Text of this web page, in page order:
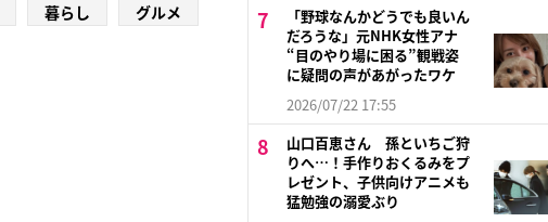
暮らし グルメ
「野球なんかどうでも良いん
だろうな」元NHK女性アナ
“目のやり場に困る”観戦姿
に疑問の声があがったワケ
2026/07/22 17:55
山口百恵さん 孫といちご狩
りへ…！手作りおくるみをプ
レゼント、子供向けアニメも
猛勉強の溺愛ぶり